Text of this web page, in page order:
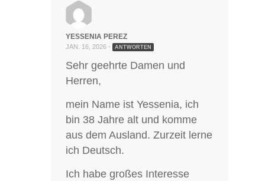
YESSENIA PEREZ
JAN. 16, 2026 - ANTWORTEN
Sehr geehrte Damen und
Herren,
mein Name ist Yessenia, ich
bin 38 Jahre alt und komme
aus dem Ausland. Zurzeit lerne
ich Deutsch.
Ich habe großes Interesse